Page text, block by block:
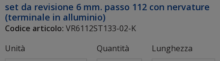
set da revisione 6 mm. passo 112 con nervature
(terminale in alluminio)
Codice articolo: VR6112ST133-02-K
Unità
Quantità Lunghezza